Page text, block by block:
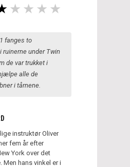
fanges to
ruinerne under Twin
de var trukket i
alle de
i tårnene.
instruktør Oliver
fem år efter
York over det
hans vinkel er i